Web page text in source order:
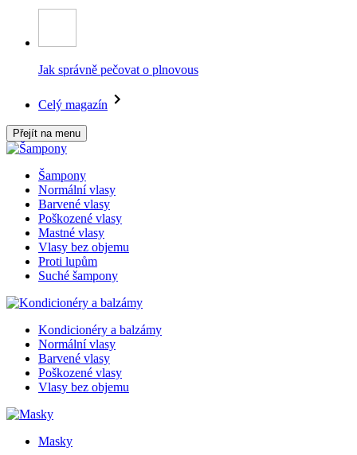
Jak správně pečovat o plnovous
Celý magazín
Přejít na menu
Šampony
Normální vlasy
Barvené vlasy
Poškozené vlasy
Mastné vlasy
Vlasy bez objemu
Proti lupům
Suché šampony
Kondicionéry a balzámy
Normální vlasy
Barvené vlasy
Poškozené vlasy
Vlasy bez objemu
Masky